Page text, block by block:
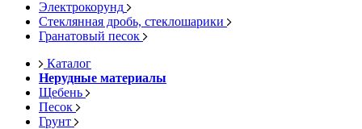
Электрокорунд
Стеклянная дробь, стеклошарики
Гранатовый песок
Каталог
Нерудные материалы
Щебень
Песок
Грунт